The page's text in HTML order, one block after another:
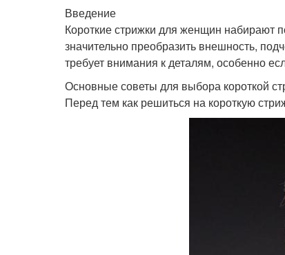
Введение
Короткие стрижки для женщин набирают
значительно преобразить внешность,
требует внимания к деталям, особенно
Основные советы для выбора короткой
Перед тем как решиться на короткую